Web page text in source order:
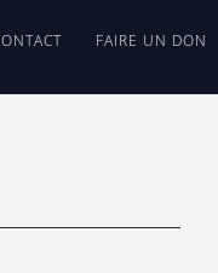
FAIRE UN DON